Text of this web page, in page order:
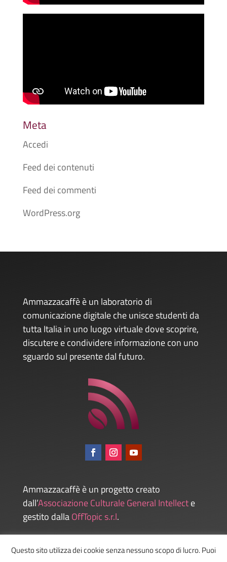
Meta
Accedi
Feed dei contenuti
Feed dei commenti
WordPress.org
Ammazzacaffè è un laboratorio di
comunicazione digitale che unisce studenti da
tutta Italia in uno luogo virtuale dove scoprire,
discutere e condividere informazione con uno
sguardo sul presente dal futuro.
Ammazzacaffè è un progetto creato
dall’Associazione Culturale General Intellecte
gestito dallaOffTopic s.r.l.
Admin
Questo sito utilizza dei cookie senza nessuno scopo di lucro. Puoi